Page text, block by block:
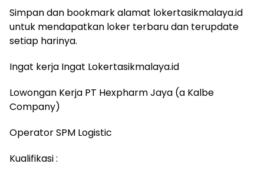
Simpan dan bookmark alamat lokertasikmalaya.id
untuk mendapatkan loker terbaru dan terupdate
setiap harinya.
Ingat kerja Ingat Lokertasikmalaya.id
Lowongan Kerja PT Hexpharm Jaya (a Kalbe
Company)
Operator SPM Logistic
Kualifikasi :